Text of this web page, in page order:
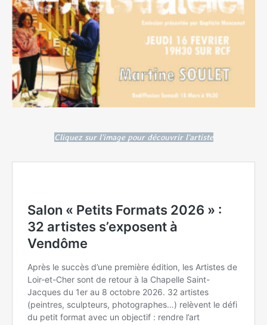
Cliquez sur l'image pour découvrir l'artiste